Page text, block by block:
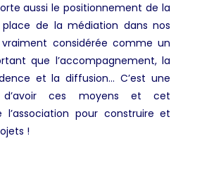
aussi le positionnement de la
de la médiation dans nos
considérée comme un
que l’accompagnement, la
et la diffusion… C’est une
ces moyens et cet
l’association pour construire et
!